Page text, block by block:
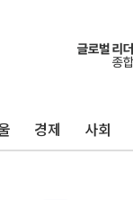
경제 사회
연일 폭
中 전방